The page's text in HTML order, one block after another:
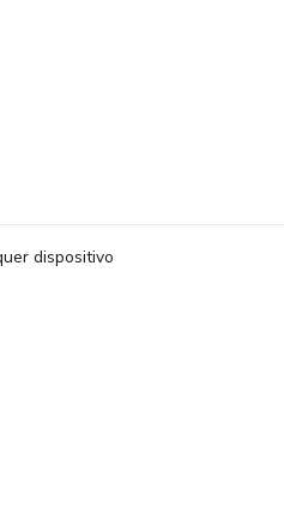
dispositivo